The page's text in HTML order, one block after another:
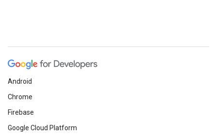
Android
Chrome
Firebase
Google Cloud Platform